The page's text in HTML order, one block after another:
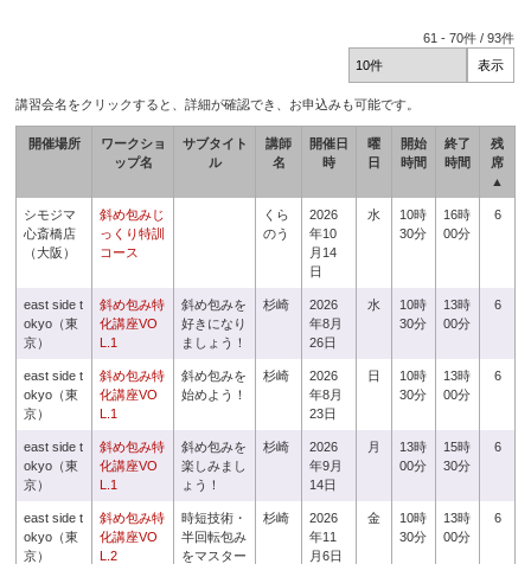
61 -70件 /93件
講習会名をクリックすると、詳細が確認でき、お申込みも可能です。
開催場所
ワークショ
ップ名
サブタイト
ル
講師
名
開催日
時
曜
日
開始
時間
終了
時間
残
席
▲
シモジマ
心斎橋店
（大阪）
斜め包みじ
っくり特訓
コース
くら
のう
2026
年10
月14
日
水
10時
30分
16時
00分
6
east side t
okyo（東
京）
斜め包み特
化講座VO
L.1
斜め包みを
好きになり
ましょう！
杉崎
2026
年8月
26日
水
10時
30分
13時
00分
6
east side t
okyo（東
京）
斜め包み特
化講座VO
L.1
斜め包みを
始めよう！
杉崎
2026
年8月
23日
日
10時
30分
13時
00分
6
east side t
okyo（東
京）
斜め包み特
化講座VO
L.1
斜め包みを
楽しみまし
ょう！
杉崎
2026
年9月
14日
月
13時
00分
15時
30分
6
east side t
okyo（東
京）
斜め包み特
化講座VO
L.2
時短技術・
半回転包み
をマスター
杉崎
2026
年11
月6日
金
10時
30分
13時
00分
6